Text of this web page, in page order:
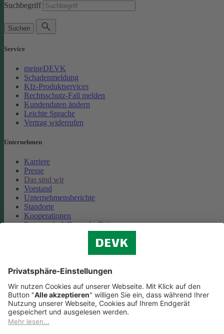
Suchbegriff
Suchen
Service
meineDEVK
Schadenmeldung
Kfz-Produktservices
Rechtsschutz-Fall melden
Kundendaten ändern
Leichte Sprache
Vertrag widerrufen
Unternehmen
Karriere
Presse
Das sind wir
Vorstand
Unternehmensberichte
Standorte
Kooperationen
Partnerschaft Deutsche Bahn
Cookie-Einstellungen
Datenschutz
Impressum